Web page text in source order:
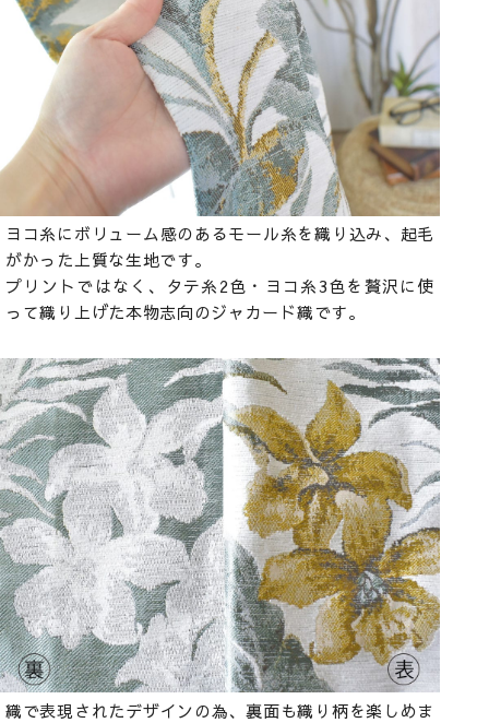
ヨコ糸にボリューム感のあるモール糸を織り込み、起毛
がかった上質な生地です。
プリントではなく、タテ糸2色・ヨコ糸3色を贅沢に使
って織り上げた本物志向のジャカード織です。
織で表現されたデザインの為、裏面も織り柄を楽しめま